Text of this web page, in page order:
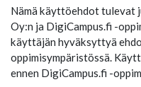
Nämä käyttöehdot tulevat
Oy:n ja DigiCampus.fi -
käyttäjän hyväksyttyä
oppimisympäristössä.
ennen DigiCampus.fi -